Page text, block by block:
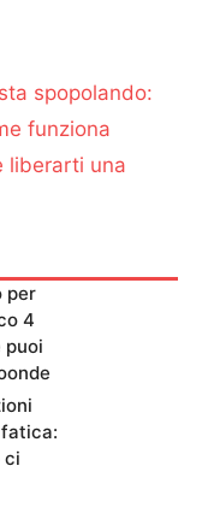
spopolando:
funziona
liberarti una
per
4
puoi
ci